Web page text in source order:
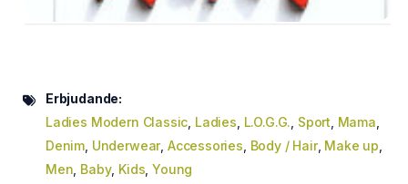
Erbjudande:
Ladies Modern Classic Ladies L.O.G.G. Sport Mama
Denim Underwear, Accessories Body / Hair, Make up
Men Baby, Kids ,Young